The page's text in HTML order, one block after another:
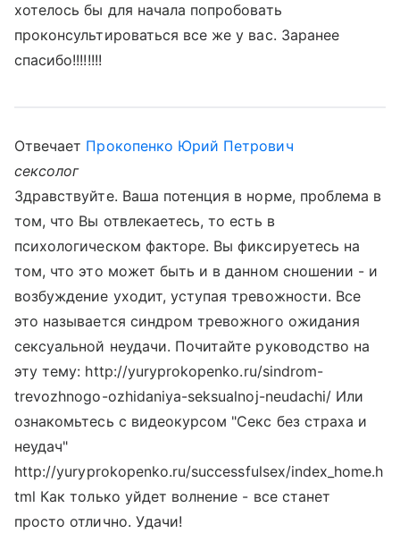
хотелось бы для начала попробовать
проконсультироваться все же у вас. Заранее
спасибо!!!!!!!!
Отвечает Прокопенко Юрий Петрович
сексолог
Здравствуйте. Ваша потенция в норме, проблема в
том, что Вы отвлекаетесь, то есть в
психологическом факторе. Вы фиксируетесь на
том, что это может быть и в данном сношении - и
возбуждение уходит, уступая тревожности. Все
это называется синдром тревожного ожидания
сексуальной неудачи. Почитайте руководство на
эту тему: http://yuryprokopenko.ru/sindrom-
trevozhnogo-ozhidaniya-seksualnoj-neudachi/ Или
ознакомьтесь с видеокурсом "Секс без страха и
неудач"
http://yuryprokopenko.ru/successfulsex/index_home.h
tml Как только уйдет волнение - все станет
просто отлично. Удачи!